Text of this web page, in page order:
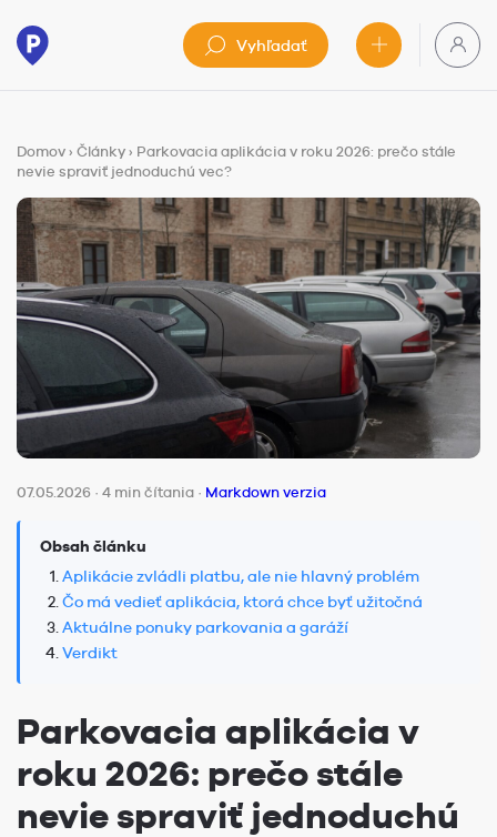
Vyhľadať
Domov › Články › Parkovacia aplikácia v roku 2026: prečo stále
nevie spraviť jednoduchú vec?
07.05.2026 · 4 min čítania · Markdown verzia
Obsah článku
Aplikácie zvládli platbu, ale nie hlavný problém
Čo má vedieť aplikácia, ktorá chce byť užitočná
Aktuálne ponuky parkovania a garáží
Verdikt
Parkovacia aplikácia v
roku 2026: prečo stále
nevie spraviť jednoduchú